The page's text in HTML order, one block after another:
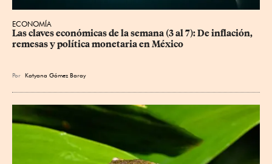
ECONOMÍA
Las claves económicas de la semana (3 al 7): De inflación,
remesas y política monetaria en México
Por Katyana Gómez Baray